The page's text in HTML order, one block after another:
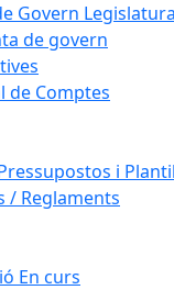
Govern
de govern
de Comptes
i
/ Reglaments
En curs